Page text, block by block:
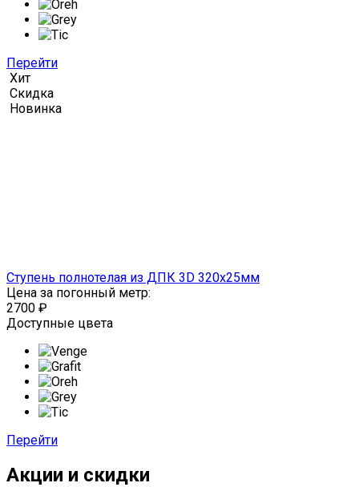
Перейти
Хит
Скидка
Новинка
Ступень полнотелая из ДПК 3D 320х25мм
Цена за погонный метр:
2700 ₽
Доступные цвета
Перейти
Акции и скидки